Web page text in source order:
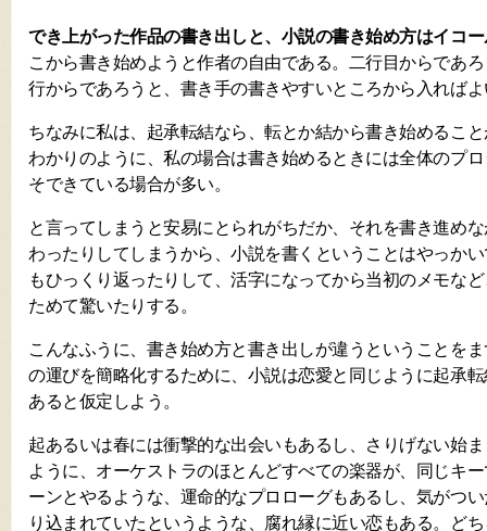
でき上がった作品の書き出しと、小説の書き始め方はイコ
こから書き始めようと作者の自由である。二行目からであ
行からであろうと、書き手の書きやすいところから入れば
ちなみに私は、起承転結なら、転とか結から書き始めるこ
わかりのように、私の場合は書き始めるときには全体のプ
そできている場合が多い。
と言ってしまうと安易にとられがちだか、それを書き進め
わったりしてしまうから、小説を書くということはやっか
もひっくり返ったりして、活字になってから当初のメモな
ためて驚いたりする。
こんなふうに、書き始め方と書き出しが違うということを
の運びを簡略化するために、小説は恋愛と同じように起承
あると仮定しよう。
起あるいは春には衝撃的な出会いもあるし、さりげない始
ように、オーケストラのほとんどすべての楽器が、同じキ
ーンとやるような、運命的なプロローグもあるし、気がつ
り込まれていたというような、腐れ縁に近い恋もある。ど